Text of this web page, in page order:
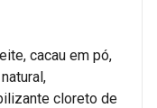
cacau em pó,
cloreto de